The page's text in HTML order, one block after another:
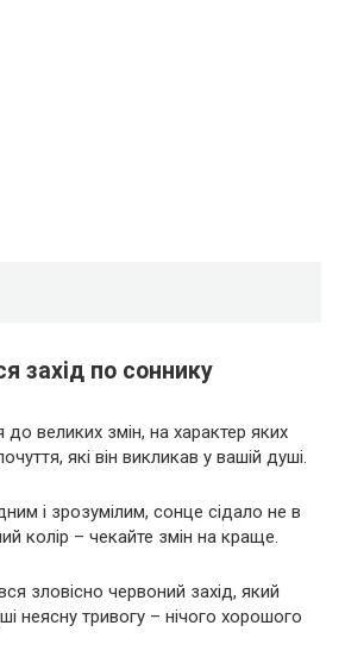
захід по соннику
до великих змін, на характер яких
які він викликав у вашій душі.
і зрозумілим, сонце сідало не в
колір – чекайте змін на краще.
зловісно червоний захід, який
неясну тривогу – нічого хорошого